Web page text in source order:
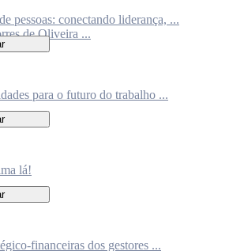
pessoas: conectando liderança, ...
de Oliveira ...
para o futuro do trabalho ...
lá!
financeiras dos gestores ...